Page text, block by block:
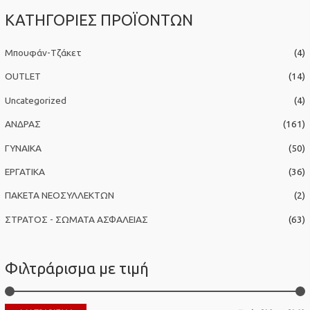
ζ
τ
η
ι
α
ΚΑΤΗΓΟΡΙΕΣ ΠΡΟΪΟΝΤΩΝ
Μπουφάν-Τζάκετ (4)
OUTLET (14)
Uncategorized (4)
ΑΝΔΡΑΣ (161)
ΓΥΝΑΙΚΑ (50)
ΕΡΓΑΤΙΚΑ (36)
ΠΑΚΕΤΑ ΝΕΟΣΥΛΛΕΚΤΩΝ (2)
ΣΤΡΑΤΟΣ - ΣΩΜΑΤΑ ΑΣΦΑΛΕΙΑΣ (63)
Φιλτράρισμα με τιμή